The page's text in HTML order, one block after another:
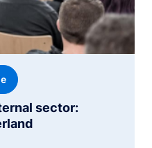
sector: